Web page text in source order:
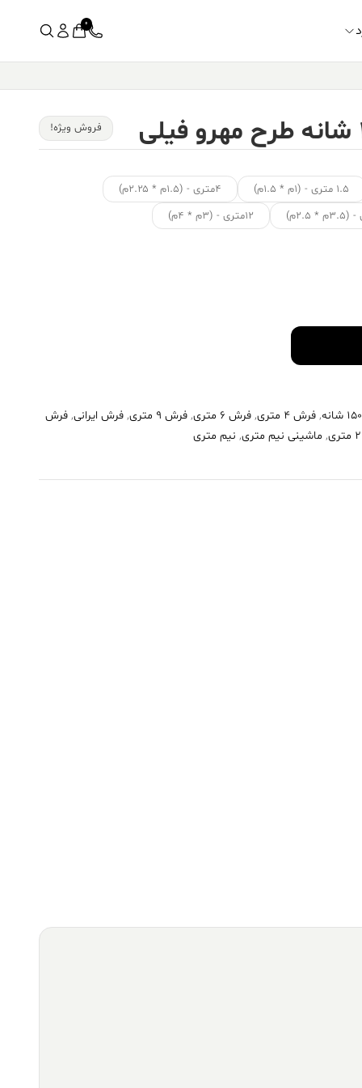
0
فروش ویژه!
۱.۵ متری - (۱م * ۱.۵م)
۴متری - (۱.۵م * ۲.۲۵م)
۱۲متری - (۳م * ۴م)
, فرش 4 متری , فرش 6 متری , فرش 9 متری , فرش ایرانی, فرش
, ماشینی نیم متری, نیم متری